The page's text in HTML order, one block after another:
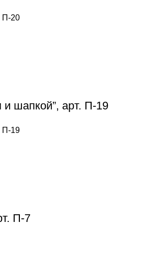
П-20
шапкой”, арт. П-19
П-19
П-7